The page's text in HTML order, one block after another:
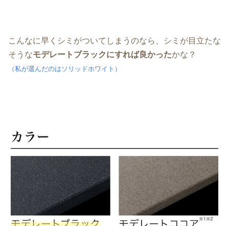
こんなに早くシミがついてしまうのなら、シミが目立たな
そうなモデレートブラックにすれば良かったかな？
（私が選んだのはソリッドホワイト）